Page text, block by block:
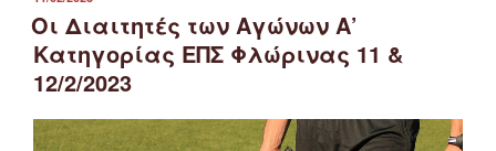
ΣΤΙΣ
Οι Διαιτητές των Αγώνων Α’
Κατηγορίας ΕΠΣ Φλώρινας 11 &
12/2/2023